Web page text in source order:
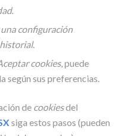
.
configuración
.
cookies, puede
según sus preferencias.
de cookiesdel
siga estos pasos (pueden